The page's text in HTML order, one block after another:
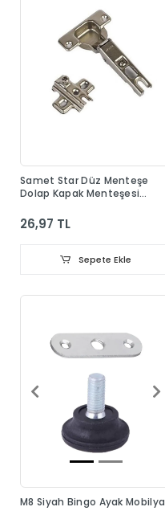
Samet Star Düz Menteşe
Dolap Kapak Menteşesi
26,97 TL
Sepete Ekle
M8 Siyah Bingo Ayak Mobilya